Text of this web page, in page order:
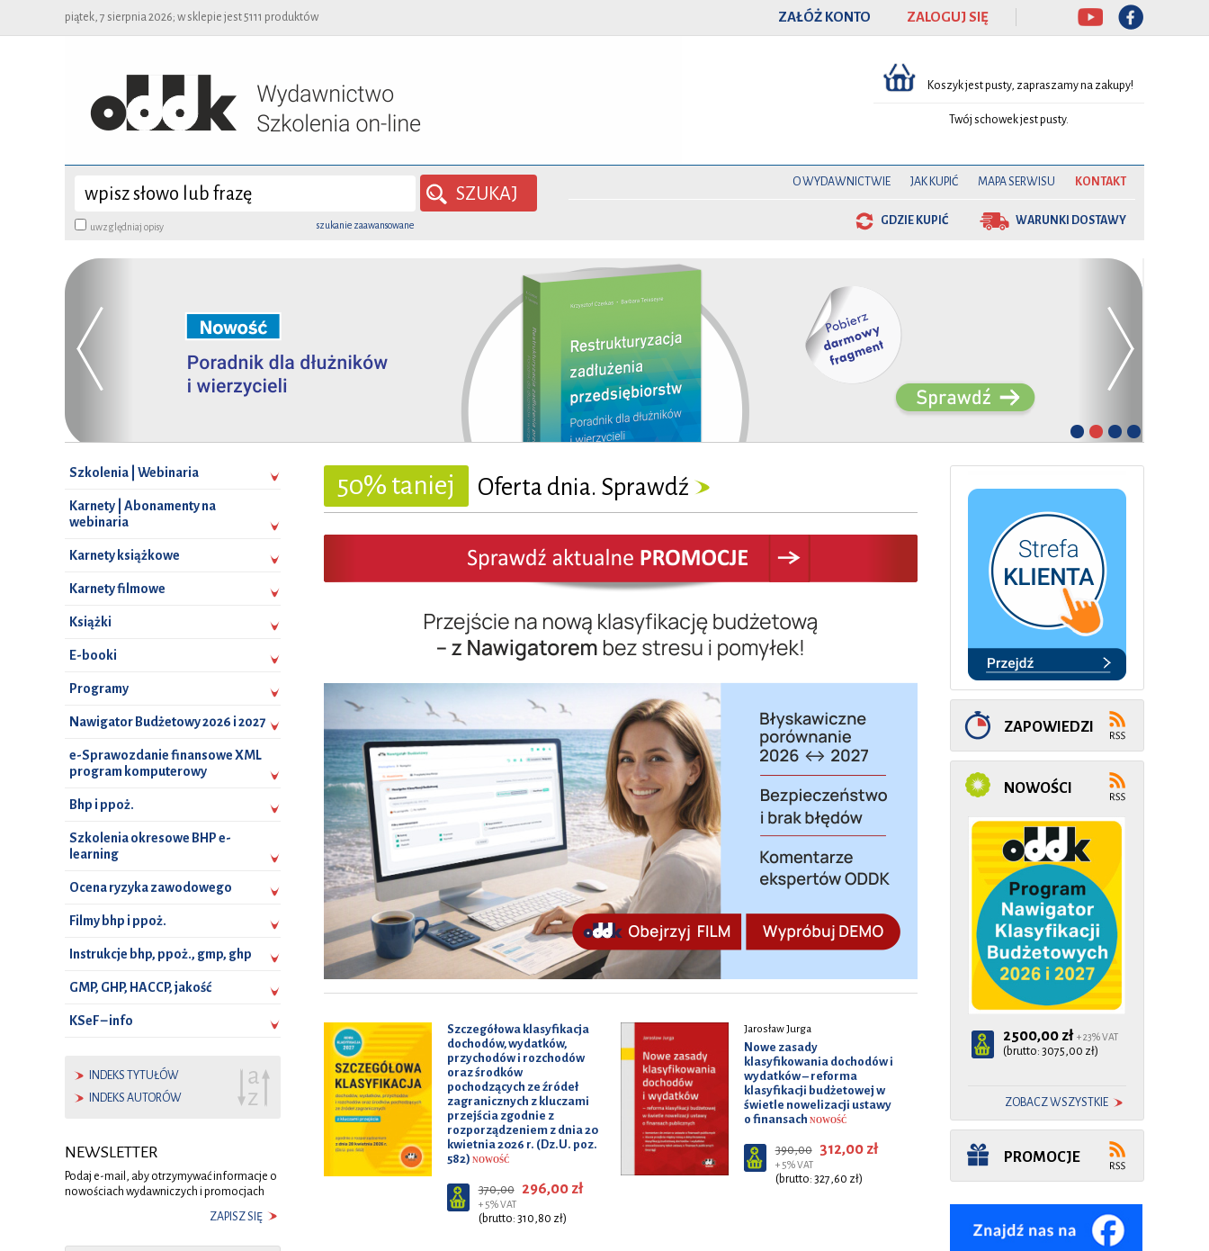
piątek, 7 sierpnia 2026; w sklepie jest 5111 produktów ZALOGUJ SIĘ
ZAŁÓŻ KONTO
Koszyk jest pusty, zapraszamy na zakupy!
Twój schowek jest pusty.
SZUKAJ
uwzględniaj opisy szukanie zaawansowane
O WYDAWNICTWIE JAK KUPIĆ MAPA SERWISU KONTAKT
GDZIE KUPIĆ WARUNKI DOSTAWY
Szkolenia | Webinaria
Karnety | Abonamenty na
webinaria
Karnety książkowe
Karnety filmowe
Książki
E-booki
Programy
Nawigator Budżetowy 2026 i 2027
e-Sprawozdanie finansowe XML
program komputerowy
Bhp i ppoż.
Szkolenia okresowe BHP e-
learning
Ocena ryzyka zawodowego
Filmy bhp i ppoż.
Instrukcje bhp, ppoż., gmp, ghp
GMP, GHP, HACCP, jakość
KSeF – info
INDEKS TYTUŁÓW
INDEKS AUTORÓW
NEWSLETTER
Podaj e-mail, aby otrzymywać informacje o
nowościach wydawniczych i promocjach
ZAPISZ SIĘ
50% taniej Oferta dnia. Sprawdź
Szczegółowa klasyfikacja
dochodów, wydatków,
przychodów i rozchodów
oraz środków
pochodzących ze źródeł
zagranicznych z kluczami
przejścia zgodnie z
rozporządzeniem z dnia 20
kwietnia 2026 r. (Dz.U. poz.
582) NOWOŚĆ
370,00 296,00 zł
+ 5% VAT
(brutto: 310,80 zł)
Jarosław Jurga
Nowe zasady
klasyfikowania dochodów i
wydatków – reforma
klasyfikacji budżetowej w
świetle nowelizacji ustawy
o finansach NOWOŚĆ
390,00 312,00 zł
+ 5% VAT
(brutto: 327,60 zł)
ZAPOWIEDZI
NOWOŚCI
2500,00 zł + 23% VAT
(brutto: 3075,00 zł)
ZOBACZ WSZYSTKIE
PROMOCJE